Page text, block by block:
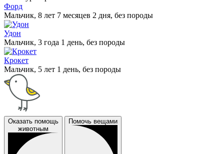
Форд
Мальчик, 8 лет 7 месяцев 2 дня, без породы
Удон
Мальчик, 3 года 1 день, без породы
Крокет
Мальчик, 5 лет 1 день, без породы
Оказать помощь
животным
Помочь вещами